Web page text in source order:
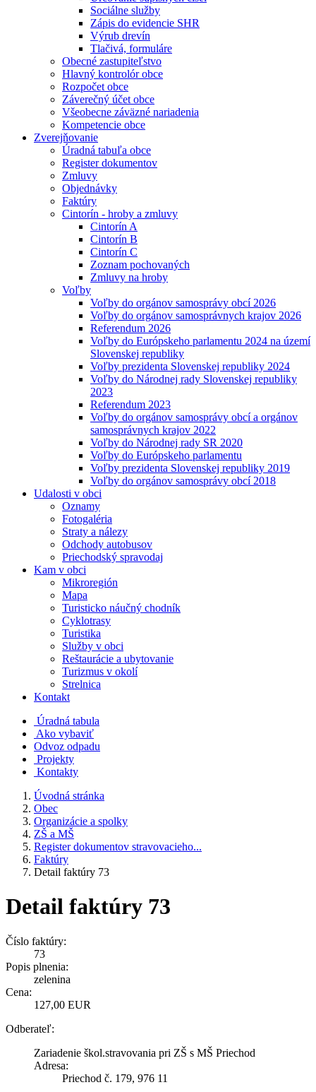
Sociálne služby
Zápis do evidencie SHR
Výrub drevín
Tlačivá, formuláre
Obecné zastupiteľstvo
Hlavný kontrolór obce
Rozpočet obce
Záverečný účet obce
Všeobecne záväzné nariadenia
Kompetencie obce
Zverejňovanie
Úradná tabuľa obce
Register dokumentov
Zmluvy
Objednávky
Faktúry
Cintorín - hroby a zmluvy
Cintorín A
Cintorín B
Cintorín C
Zoznam pochovaných
Zmluvy na hroby
Voľby
Voľby do orgánov samosprávy obcí 2026
Voľby do orgánov samosprávnych krajov 2026
Referendum 2026
Voľby do Európskeho parlamentu 2024 na území
Slovenskej republiky
Voľby prezidenta Slovenskej republiky 2024
Voľby do Národnej rady Slovenskej republiky
2023
Referendum 2023
Voľby do orgánov samosprávy obcí a orgánov
samosprávnych krajov 2022
Voľby do Národnej rady SR 2020
Voľby do Európskeho parlamentu
Voľby prezidenta Slovenskej republiky 2019
Voľby do orgánov samosprávy obcí 2018
Udalosti v obci
Oznamy
Fotogaléria
Straty a nálezy
Odchody autobusov
Priechodský spravodaj
Kam v obci
Mikroregión
Mapa
Turisticko náučný chodník
Cyklotrasy
Turistika
Služby v obci
Reštaurácie a ubytovanie
Turizmus v okolí
Strelnica
Kontakt
Úradná tabula
Ako vybaviť
Odvoz odpadu
Projekty
Kontakty
Úvodná stránka
Obec
Organizácie a spolky
ZŠ a MŠ
Register dokumentov stravovacieho...
Faktúry
Detail faktúry 73
Detail faktúry 73
Číslo faktúry:
73
Popis plnenia:
zelenina
Cena:
127,00 EUR
Odberateľ:
Zariadenie škol.stravovania pri ZŠ s MŠ Priechod
Adresa:
Priechod č. 179, 976 11